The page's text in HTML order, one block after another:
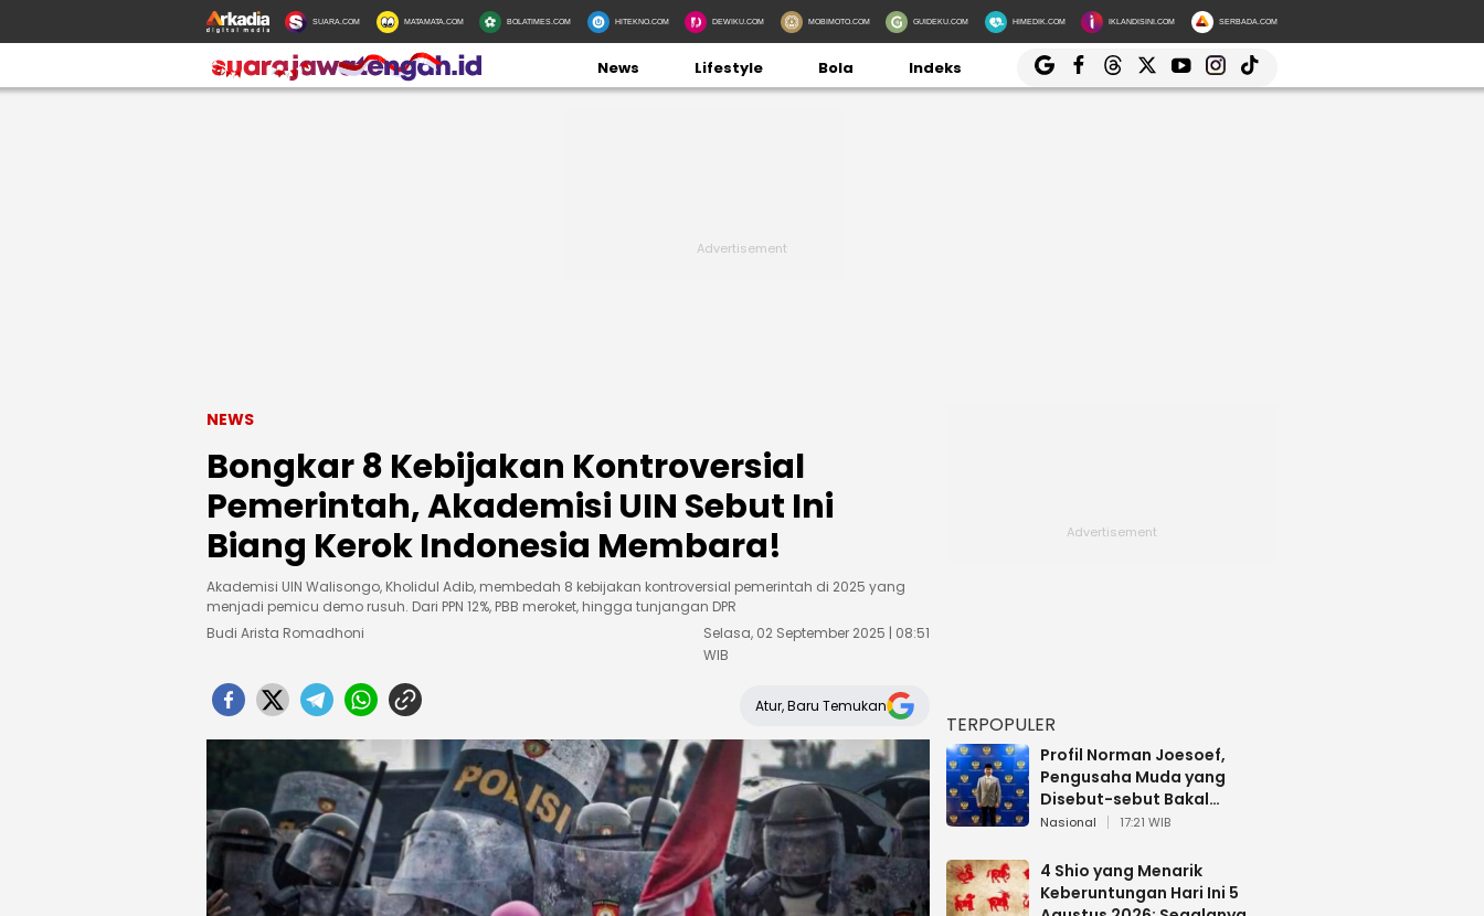
SUARA.COM MATAMATA.COM BOLATIMES.COM HITEKNO.COM DEWIKU.COM MOBIMOTO.COM GUIDEKU.COM HIMEDIK.COM IKLANDISINI.COM SERBADA.COM
News Lifestyle Bola Indeks
NEWS
Bongkar 8 Kebijakan Kontroversial
Pemerintah, Akademisi UIN Sebut Ini
Biang Kerok Indonesia Membara!
Akademisi UIN Walisongo, Kholidul Adib, membedah 8 kebijakan kontroversial pemerintah di 2025 yang
menjadi pemicu demo rusuh. Dari PPN 12%, PBB meroket, hingga tunjangan DPR
Budi Arista Romadhoni
Selasa, 02 September 2025 | 08:51
WIB
Atur, Baru Temukan
TERPOPULER
Profil Norman Joesoef,
Pengusaha Muda yang
Disebut-sebut Bakal
Dilantik Jadi Wamenhan RI
Nasional 17:21 WIB
4 Shio yang Menarik
Keberuntungan Hari Ini 5